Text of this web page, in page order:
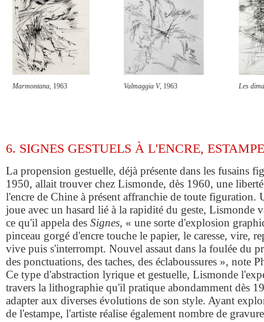
Marmontana, 1963 Valmaggia V, 1963 Les
6. SIGNES GESTUELS À L'ENCRE,
La propension gestuelle, déjà présente dans les fusains
1950, allait trouver chez Lismonde, dès 1960, une
l'encre de Chine à présent affranchie de toute figuration.
joue avec un hasard lié à la rapidité du geste, Lismonde
ce qu'il appela des Signes, « une sorte d'explosion
pinceau gorgé d'encre touche le papier, le caresse, vire,
vive puis s'interrompt. Nouvel assaut dans la foulée du
des ponctuations, des taches, des éclaboussures », note
Ce type d'abstraction lyrique et gestuelle, Lismonde
travers la lithographie qu'il pratique abondamment dès
adapter aux diverses évolutions de son style. Ayant
de l'estampe, l'artiste réalise également nombre de